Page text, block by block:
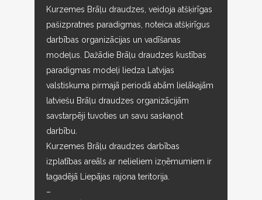
Kurzemes Brāļu draudzes, veidoja atšķirīgas
pašizpratnes paradigmas, noteica atšķirīgus
darbības organizācijas un vadīšanas
modeļus. Dažādie Brāļu draudzes kustības
paradigmas modeļi liedza Latvijas
valstiskuma pirmajā periodā abām lielākajām
latviešu Brāļu draudzes organizācijām
savstarpēji tuvoties un savu saskaņot
darbību.
Kurzemes Brāļu draudzes darbības
izplatības areāls ar nelieliem izņēmumiem ir
tagadējā Liepājas rajona teritorija.
–